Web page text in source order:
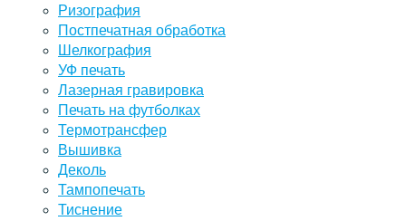
Ризография
Постпечатная обработка
Шелкография
УФ печать
Лазерная гравировка
Печать на футболках
Термотрансфер
Вышивка
Деколь
Тампопечать
Тиснение